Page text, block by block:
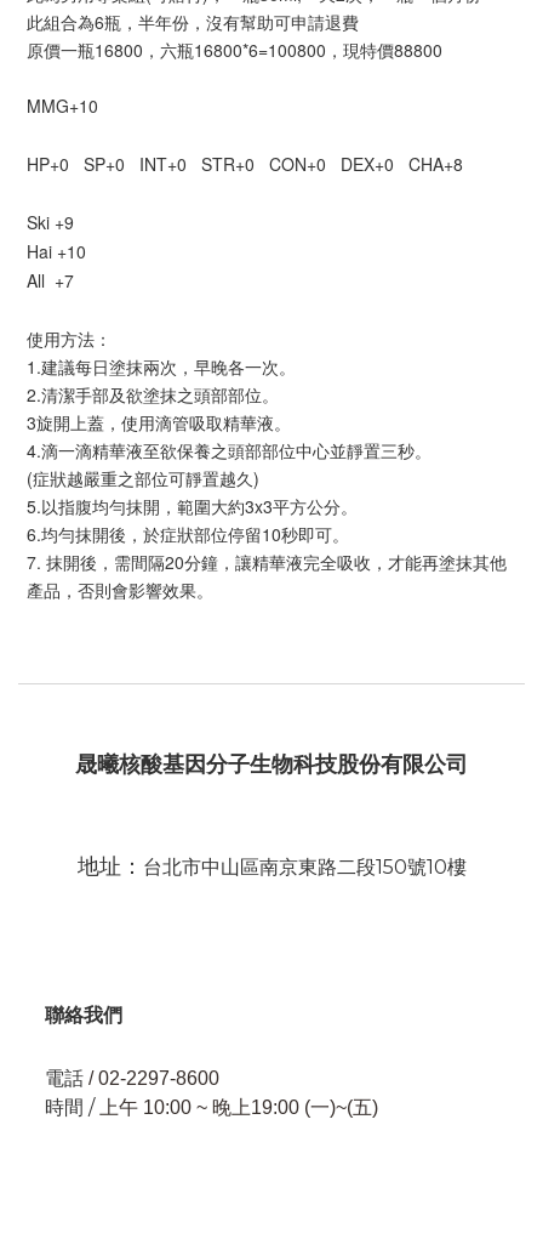
此組合為6瓶，半年份，沒有幫助可申請退費
原價一瓶16800，六瓶16800*6=100800，現特價88800
MMG+10
HP+0 SP+0 INT+0 STR+0 CON+0 DEX+0 CHA+8
Ski +9
Hai +10
All +7
使用方法：
1.建議每日塗抹兩次，早晚各一次。
2.清潔手部及欲塗抹之頭部部位。
3旋開上蓋，使用滴管吸取精華液。
4.滴一滴精華液至欲保養之頭部部位中心並靜置三秒。
(症狀越嚴重之部位可靜置越久)
5.以指腹均勻抹開，範圍大約3x3平方公分。
6.均勻抹開後，於症狀部位停留10秒即可。
7. 抹開後，需間隔20分鐘，讓精華液完全吸收，才能再塗抹其他
產品，否則會影響效果。
晟曦核酸基因分子生物科技股份有限公司
地址： 台北市中山區南京東路二段150號10樓
聯絡我們
電話 / 02-2297-8600
時間 / 上午 10:00 ~ 晚上19:00 (一)~(五)